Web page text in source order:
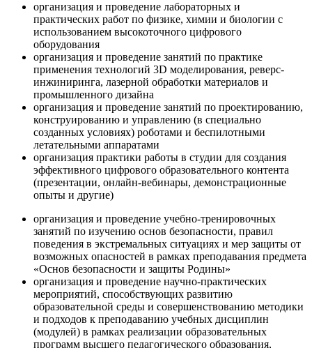
организация и проведение лабораторных и
практических работ по физике, химии и биологии с
использованием высокоточного цифрового
оборудования
организация и проведение занятий по практике
применения технологий 3D моделирования, реверс-
инжиниринга, лазерной обработки материалов и
промышленного дизайна
организация и проведение занятий по проектированию,
конструированию и управлению (в специально
созданных условиях) роботами и беспилотными
летательными аппаратами
организация практики работы в студии для создания
эффективного цифрового образовательного контента
(презентации, онлайн-вебинары, демонстрационные
опыты и другие)
организация и проведение учебно-тренировочных
занятий по изучению основ безопасности, правил
поведения в экстремальных ситуациях и мер защиты от
возможных опасностей в рамках преподавания предмета
«Основ безопасности и защиты Родины»
организация и проведение научно-практических
мероприятий, способствующих развитию
образовательной среды и совершенствованию методики
и подходов к преподаванию учебных дисциплин
(модулей) в рамках реализации образовательных
программ высшего педагогического образования,